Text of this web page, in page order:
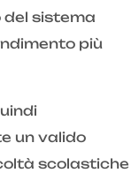
del sistema
più
un valido
scolastiche